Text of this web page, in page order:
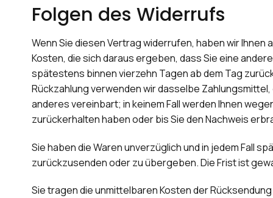
Folgen des Widerrufs
Wenn Sie diesen Vertrag widerrufen, haben wir
Kosten, die sich daraus ergeben, dass Sie eine
spätestens binnen vierzehn Tagen ab dem Tag
Rückzahlung verwenden wir dasselbe
anderes vereinbart; in keinem Fall werden Ihnen
zurückerhalten haben oder bis Sie den Nachweis
Sie haben die Waren unverzüglich und in jedem Fall
zurückzusenden oder zu übergeben. Die Frist ist
Sie tragen die unmittelbaren Kosten der